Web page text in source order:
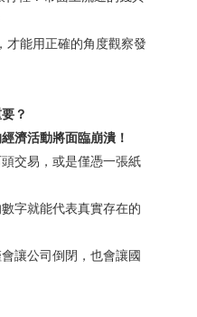
能用正確的角度觀察發
？
濟活動將面臨崩潰！
交易，或是僅憑一張紙
字就能代表真實存在的
讓公司倒閉，也會讓國